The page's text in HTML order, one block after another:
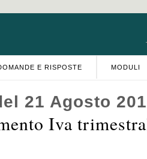
E RISPOSTE MODULI
21 Agosto
Iva